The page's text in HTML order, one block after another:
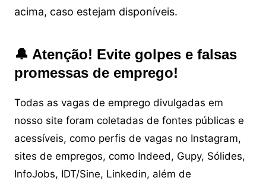
acima, caso estejam disponíveis.
🔔 Atenção! Evite golpes e falsas
promessas de emprego!
Todas as vagas de emprego divulgadas em
nosso site foram coletadas de fontes públicas e
acessíveis, como perfis de vagas no Instagram,
sites de empregos, como Indeed, Gupy, Sólides,
InfoJobs, IDT/Sine, Linkedin, além de